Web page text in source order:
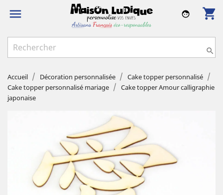
 shopping_cart
face

Accueil Décoration personnalisée
Cake topper personnalisé
Cake topper personnalisé mariage
Cake topper Amour calligraphie
japonaise